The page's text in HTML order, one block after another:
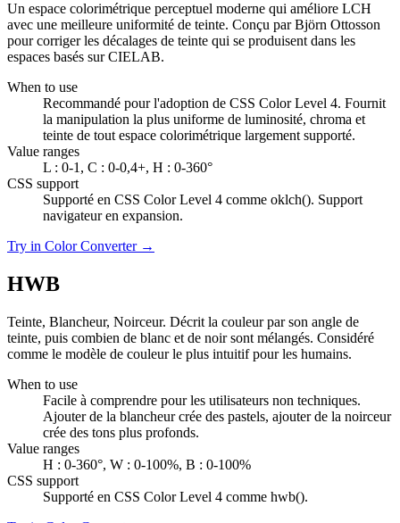
Un espace colorimétrique perceptuel moderne qui améliore LCH
avec une meilleure uniformité de teinte. Conçu par Björn Ottosson
pour corriger les décalages de teinte qui se produisent dans les
espaces basés sur CIELAB.
When to use
Recommandé pour l'adoption de CSS Color Level 4. Fournit
la manipulation la plus uniforme de luminosité, chroma et
teinte de tout espace colorimétrique largement supporté.
Value ranges
L : 0-1, C : 0-0,4+, H : 0-360°
CSS support
Supporté en CSS Color Level 4 comme oklch(). Support
navigateur en expansion.
Try in Color Converter →
HWB
Teinte, Blancheur, Noirceur. Décrit la couleur par son angle de
teinte, puis combien de blanc et de noir sont mélangés. Considéré
comme le modèle de couleur le plus intuitif pour les humains.
When to use
Facile à comprendre pour les utilisateurs non techniques.
Ajouter de la blancheur crée des pastels, ajouter de la noirceur
crée des tons plus profonds.
Value ranges
H : 0-360°, W : 0-100%, B : 0-100%
CSS support
Supporté en CSS Color Level 4 comme hwb().